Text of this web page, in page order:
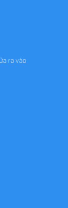
ra vào